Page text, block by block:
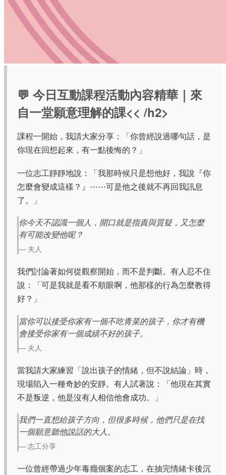
💬 今日互動課程活動內容精華｜來
自一堂願意理解的課<< /h2>
課程一開始，我請大家分享：「你曾經說過哪句話，是
你現在回想起來，有一點後悔的？」
一位志工靜靜地說：「我那時候只是想他好，我說『你
怎麼會變成這樣？』⋯⋯可是他之後就不再回我訊息
了。」
你今天不認識一個人，開口就是指責與質疑，又怎麼
有可能改變他呢？
— 夫人
我們討論著如何從觀察開始，而不是判斷。有人忍不住
說：「可是我就是看不順眼啊，他那樣的行為怎麼教得
好？」
當你可以接受你家有一個不吃青菜的孩子，你才有機
會接受你家有一個成績不好的孩子。
— 夫人
當我請大家練習「說出孩子的情緒，但不說結論」時，
現場陷入一種奇妙的安靜。有人試著說：「他現在其實
不是叛逆，他是沒有人相信他會成功。」
我們一直想給孩子方向，但很多時候，他們只是在找
一個願意聽他說話的大人。
— 志工分享
一位曾經帶過少年毒癮個案的志工，在抽完情緒卡後沉